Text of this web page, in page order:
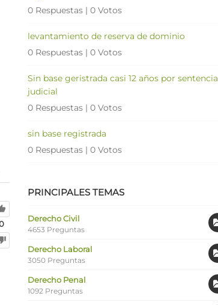
0 Respuestas | 0 Votos
levantamiento de reserva de dominio
0 Respuestas | 0 Votos
Sin base geristrada casi 12 años por sentencia
judicial
0 Respuestas | 0 Votos
sin base registrada
0 Respuestas | 0 Votos
PRINCIPALES TEMAS
Derecho Civil
4653 Preguntas
Derecho Laboral
3050 Preguntas
Derecho Penal
1092 Preguntas